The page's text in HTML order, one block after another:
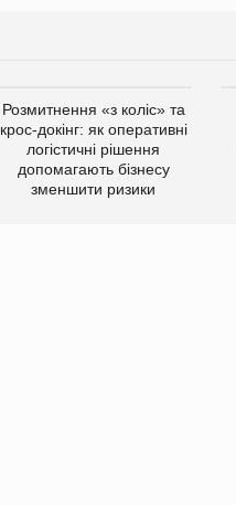
Розмитнення «з коліс» та
крос-докінг: як оперативні
логістичні рішення
допомагають бізнесу
зменшити ризики